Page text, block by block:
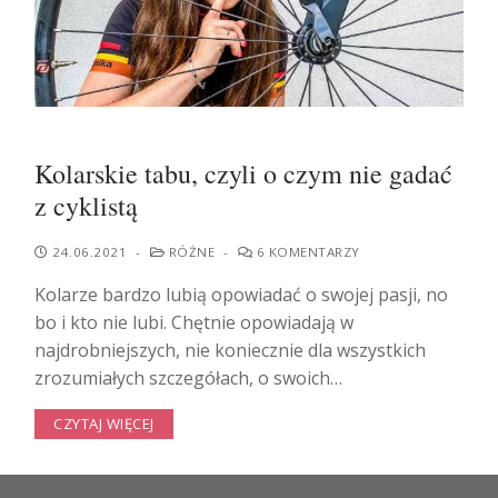
Kolarskie tabu, czyli o czym nie gadać
z cyklistą
24.06.2021 - RÓŻNE - 6 KOMENTARZY
Kolarze bardzo lubią opowiadać o swojej pasji, no
bo i kto nie lubi. Chętnie opowiadają w
najdrobniejszych, nie koniecznie dla wszystkich
zrozumiałych szczegółach, o swoich…
CZYTAJ WIĘCEJ